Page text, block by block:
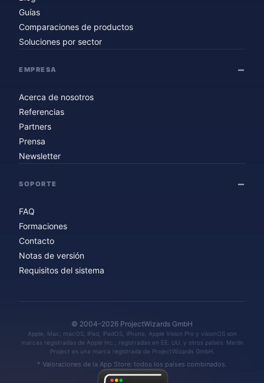
Guías
Comparaciones de productos
Soluciones por sector
EMPRESA
Acerca de nosotros
Referencias
Partners
Prensa
Newsletter
SOPORTE
FAQ
Formaciones
Contacto
Notas de versión
Requisitos del sistema
© 2004–2026 ProjectWizards GmbH
Apple, Mac, macOS, iPad, iPadOS, iPhone, Apple Vision Pro y visionOS son
marcas registradas de Apple Inc., registradas en EE. UU. y otros países. Merlin
Project es una marca registrada de ProjectWizards GmbH.
* Valoraciones de la App Store: todos los países combinados.